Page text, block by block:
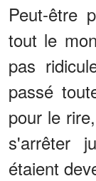
Peut-être
tout le
pas
passé
pour le
s'arrêter
étaient